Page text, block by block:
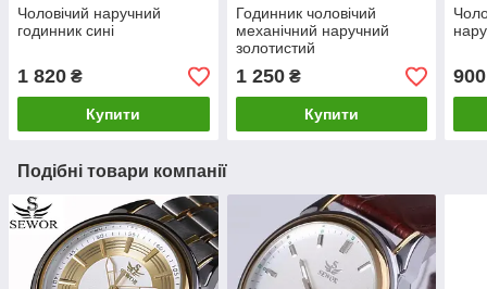
Чоловічий наручний
годинник сині
1 820 ₴
Купити
Годинник чоловічий
механічний наручний
золотистий
1 250₴
Купити
900
Подібні товари компанії